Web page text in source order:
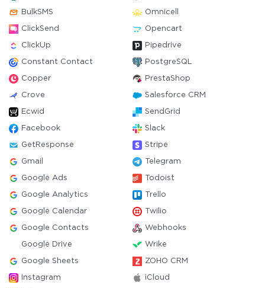
BulkSMS Omnicell
ClickSend Opencart
ClickUp Pipedrive
Constant Contact PostgreSQL
Copper PrestaShop
Crove Salesforce CRM
Ecwid SendGrid
Facebook Slack
GetResponse Stripe
Gmail Telegram
Google Ads Todoist
Google Analytics Trello
Google Calendar Twilio
Google Contacts Webhooks
Google Drive Wrike
Google Sheets ZOHO CRM
Instagram iCloud